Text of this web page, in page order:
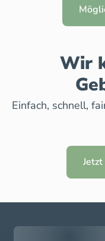
Wir
Einfach, schnell,